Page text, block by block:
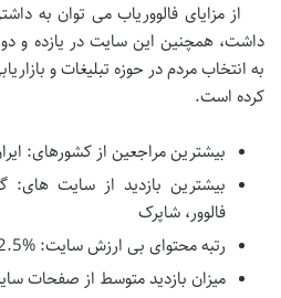
از مزایای فالووریاب می توان به
داشت، همچنین این سایت در یازده و
به انتخاب مردم در حوزه تبلیغات و
کرده است.
بیشترین مراجعین از کشورهای:
بیشترین بازدید از سایت های:
فالوور، شاپرک
رتبه محتوای بی ارزش سایت: %32.5
میزان بازدید متوسط از صفحات